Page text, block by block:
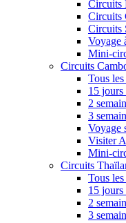
Circuits
Circuits
Circuits
Voyage
Mini-
Circuits
Tous
15 jours
2
3
Voyage
Visiter
Mini-
Circuits
Tous
15 jours
2
3